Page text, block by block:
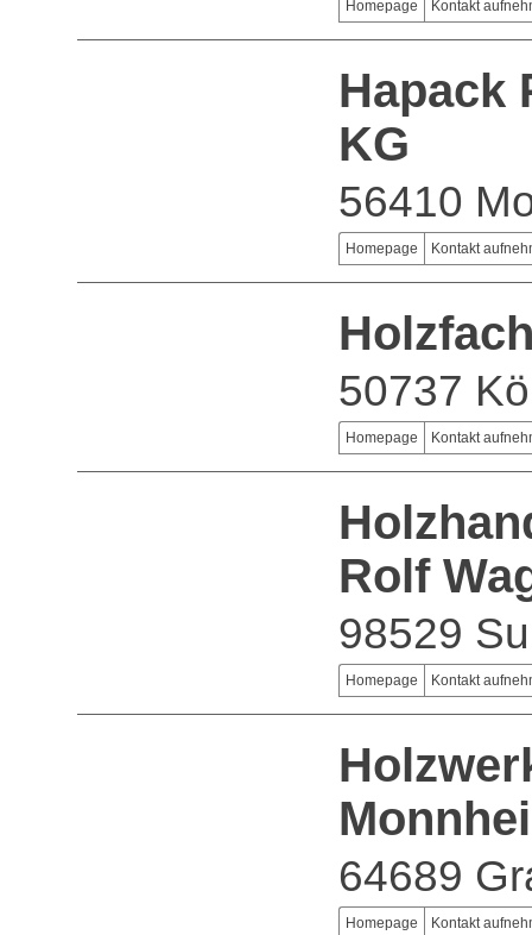
Homepage Kontakt
Hapack
KG
56410
Homepage Kontakt
50737
Homepage Kontakt
Rolf
98529
Homepage Kontakt
64689
Homepage Kontakt